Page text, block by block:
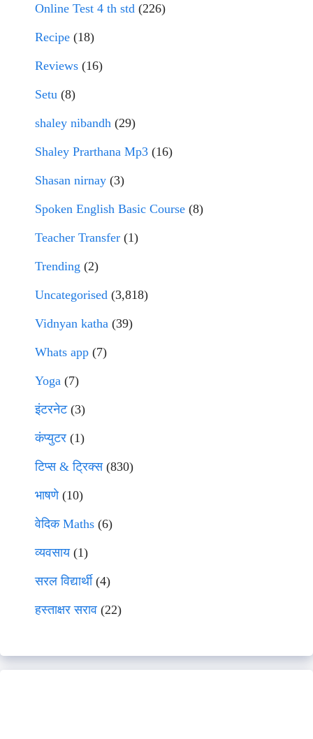
Online Test 4 th std (226)
Recipe (18)
Reviews (16)
Setu (8)
shaley nibandh (29)
Shaley Prarthana Mp3 (16)
Shasan nirnay (3)
Spoken English Basic Course (8)
Teacher Transfer (1)
Trending (2)
Uncategorised (3,818)
Vidnyan katha (39)
Whats app (7)
Yoga (7)
इंटरनेट(3)
कंप्युटर (1)
टिप्स & ट्रिक्स(830)
भाषणे(10)
वेदिक Maths (6)
व्यवसाय(1)
सरल विद्यार्थी(4)
हस्ताक्षर सराव (22)